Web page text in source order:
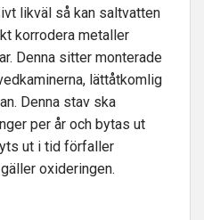
likväl så kan saltvatten
korrodera metaller
Denna sitter monterade
lättåtkomlig
Denna stav ska
per år och bytas ut
ut i tid förfaller
oxideringen.